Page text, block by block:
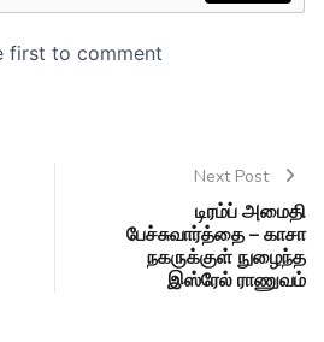
Next Post
டிரம்ப் அமைதி
பேச்சுவார்த்தை – காசா
நகருக்குள் நுழைந்த
இஸ்ரேல் ராணுவம்